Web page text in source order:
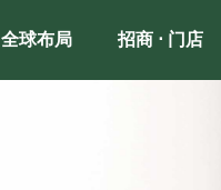
全球布局 招商 ⋅ 门店